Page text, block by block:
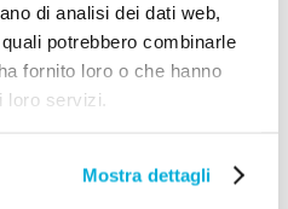
di analisi dei dati web,
potrebbero combinarle
fornito loro o che hanno
servizi.
Mostra dettagli
e l’illuminazione
solare entra nelle stanze e
la luce naturale